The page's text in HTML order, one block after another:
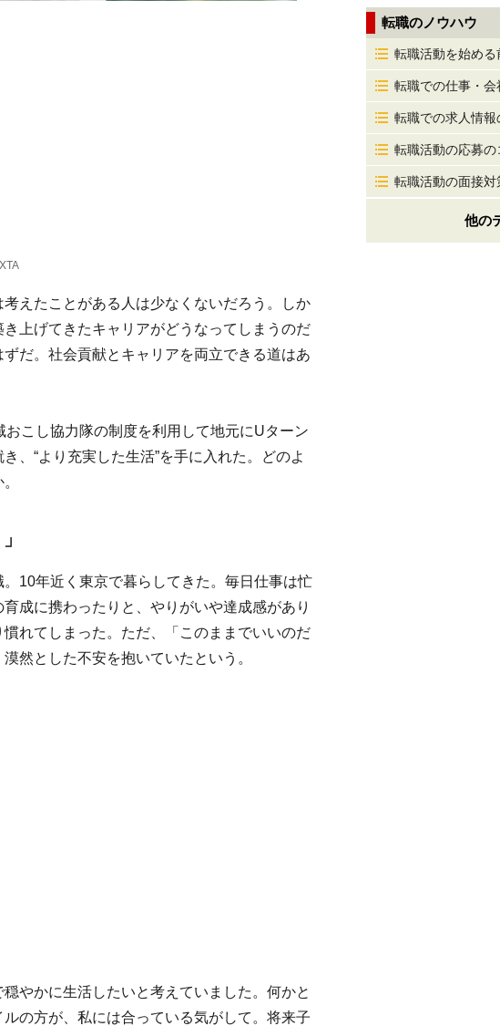
えたことがある人は少なくないだろう。しか
上げてきたキャリアがどうなってしまうのだ
だ。社会貢献とキャリアを両立できる道はあ
こし協力隊の制度を利用して地元にUターン
、“より充実した生活”を手に入れた。どのよ
10年近く東京で暮らしてきた。毎日仕事は忙
成に携わったりと、やりがいや達成感があり
れてしまった。ただ、「このままでいいのだ
然とした不安を抱いていたという。
やかに生活したいと考えていました。何かと
の方が、私には合っている気がして。将来子
転職のノウハウ
転職活動を始める
転職での仕事・会
転職での求人情報
転職活動の応募の
転職活動の面接対
他の